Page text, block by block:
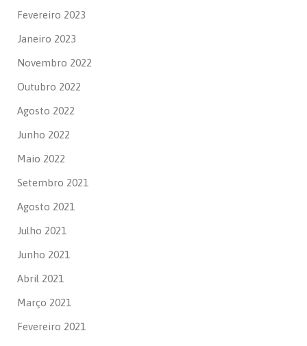
Fevereiro 2023
Janeiro 2023
Novembro 2022
Outubro 2022
Agosto 2022
Junho 2022
Maio 2022
Setembro 2021
Agosto 2021
Julho 2021
Junho 2021
Abril 2021
Março 2021
Fevereiro 2021